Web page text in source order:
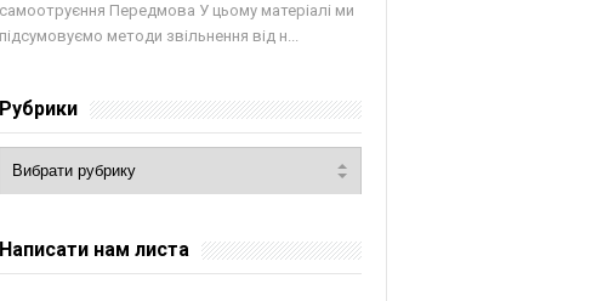
самоотруєння Передмова У цьому матеріалі ми
підсумовуємо методи звільнення від н...
Рубрики
Написати нам листа